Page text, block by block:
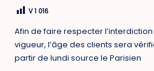
V 1 016
Afin de faire respecter
vigueur, l’âge des clients sera
partir de lundi source le Parisien